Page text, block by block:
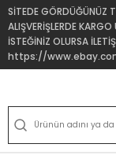
SİTEDE GÖRDÜĞÜNÜZ
ALIŞVERİŞLERDE
İSTEĞİNİZ OLURSA
https://